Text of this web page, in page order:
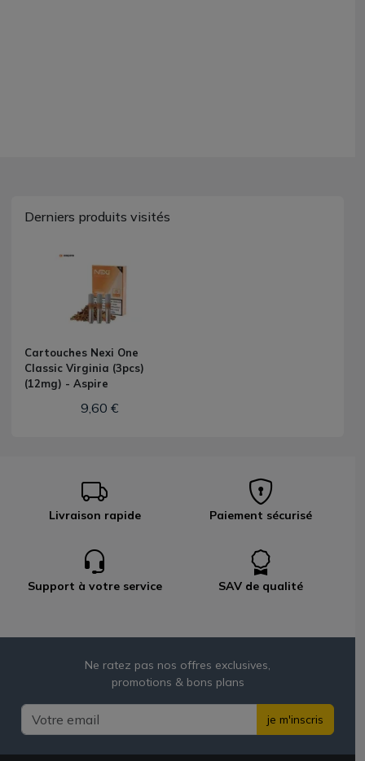
Derniers produits visités
Cartouches Nexi One
Classic Virginia (3pcs)
(12mg) - Aspire
9,60 €
Livraison rapide Paiement sécurisé
Support à votre service SAV de qualité
Ne ratez pas nos offres exclusives,
promotions & bons plans
je m'inscris